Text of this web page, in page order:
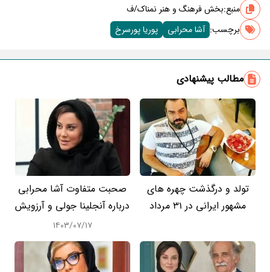
منبع:بخش فرهنگ و هنر نمناک/ف
برچسب‌: آشا محرابی پوریا پورسرخ
مطالب پیشنهادی
تولد و درگذشت چهره های
مشهور ایرانی در 31 مرداد
صحبت متفاوت آشا محرابی
درباره آنجلینا جولی و آرزویش
۱۴۰۳/۰۷/۱۷